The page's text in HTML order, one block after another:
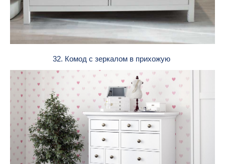
32. Комод с зеркалом в прихожую